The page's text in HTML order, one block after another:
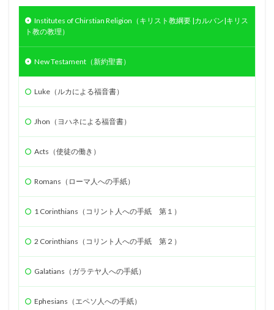
Institutes of Chirstian Religion（キリスト教綱要 |カルバン|キリス
ト教の教理）
New Testament（新約聖書）
Luke（ルカによる福音書）
Jhon（ヨハネによる福音書）
Acts（使徒の働き）
Romans（ローマ人への手紙）
1 Corinthians（コリント人への手紙 第１）
2 Corinthians（コリント人への手紙 第２）
Galatians（ガラテヤ人への手紙）
Ephesians（エペソ人への手紙）